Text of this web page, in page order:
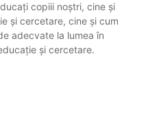
copiii noștri, cine și
și cercetare, cine și cum
adecvate la lumea în
și cercetare.